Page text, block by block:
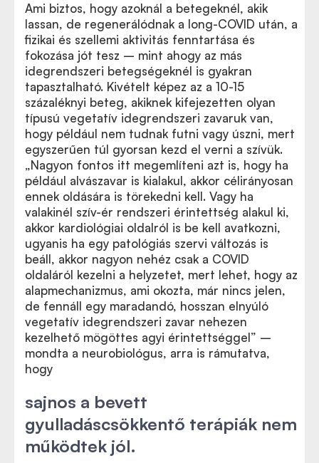
Ami biztos, hogy azoknál a betegeknél, akik
lassan, de regenerálódnak a long-COVID után, a
fizikai és szellemi aktivitás fenntartása és
fokozása jót tesz – mint ahogy az más
idegrendszeri betegségeknél is gyakran
tapasztalható. Kivételt képez az a 10-15
százaléknyi beteg, akiknek kifejezetten olyan
típusú vegetatív idegrendszeri zavaruk van,
hogy például nem tudnak futni vagy úszni, mert
egyszerűen túl gyorsan kezd el verni a szívük.
„Nagyon fontos itt megemlíteni azt is, hogy ha
például alvászavar is kialakul, akkor célirányosan
ennek oldására is törekedni kell. Vagy ha
valakinél szív-ér rendszeri érintettség alakul ki,
akkor kardiológiai oldalról is be kell avatkozni,
ugyanis ha egy patológiás szervi változás is
beáll, akkor nagyon nehéz csak a COVID
oldaláról kezelni a helyzetet, mert lehet, hogy az
alapmechanizmus, ami okozta, már nincs jelen,
de fennáll egy maradandó, hosszan elnyúló
vegetatív idegrendszeri zavar nehezen
kezelhető mögöttes agyi érintettséggel” –
mondta a neurobiológus, arra is rámutatva,
hogy
sajnos a bevett
gyulladáscsökkentő terápiák nem
működtek jól.